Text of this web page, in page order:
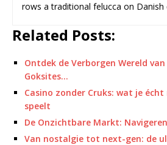
rows a traditional felucca on Danish
Related Posts:
Ontdek de Verborgen Wereld
Goksites…
Casino zonder Cruks: wat je
speelt
De Onzichtbare Markt:
Van nostalgie tot next-gen: de